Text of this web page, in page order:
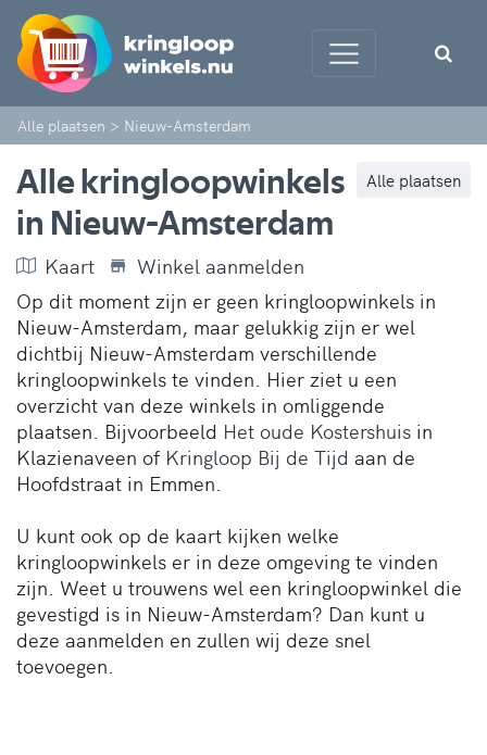
Alle plaatsen > Nieuw-Amsterdam
Alle plaatsen
Alle kringloopwinkels
in Nieuw-Amsterdam
Kaart
Winkel aanmelden
Op dit moment zijn er geen kringloopwinkels in
Nieuw-Amsterdam, maar gelukkig zijn er wel
dichtbij Nieuw-Amsterdam verschillende
kringloopwinkels te vinden. Hier ziet u een
overzicht van deze winkels in omliggende
plaatsen. Bijvoorbeeld Het oude Kostershuis in
Klazienaveen of Kringloop Bij de Tijd aan de
Hoofdstraat in Emmen.
U kunt ook op de kaart kijken welke
kringloopwinkels er in deze omgeving te vinden
zijn. Weet u trouwens wel een kringloopwinkel die
gevestigd is in Nieuw-Amsterdam? Dan kunt u
deze aanmelden en zullen wij deze snel
toevoegen.